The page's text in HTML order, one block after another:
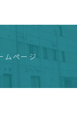
ムページ